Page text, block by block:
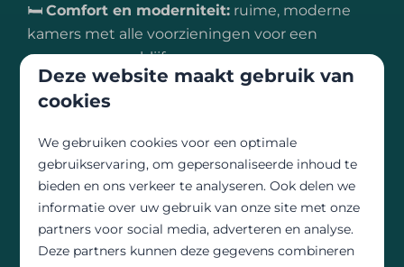
🛏️Comfort en moderniteit: ruime, moderne
kamers met alle voorzieningen voor een
aangenaam verblijf
Brasserie Le Panoramique:
heerlijke desserts
🚴Sportieve activiteiten:wandelen, fietsen of
mountainbiken in Mont-Saint-Aubert en de
regio
🏞️Lokale ontdekkingen:schilderachtige
Deze website maakt gebruik van
cookies
We gebruiken cookies voor een optimale
gebruikservaring, om gepersonaliseerde inhoud te
bieden en ons verkeer te analyseren. Ook delen we
informatie over uw gebruik van onze site met onze
partners voor social media, adverteren en analyse.
Deze partners kunnen deze gegevens combineren